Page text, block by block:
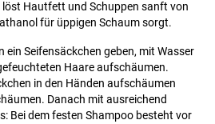
löst Hautfett und Schuppen sanft von
für üppigen Schaum sorgt.
ein Seifensäckchen geben, mit Wasser
Haare aufschäumen.
in den Händen aufschäumen
Danach mit ausreichend
Bei dem festen Shampoo besteht vor